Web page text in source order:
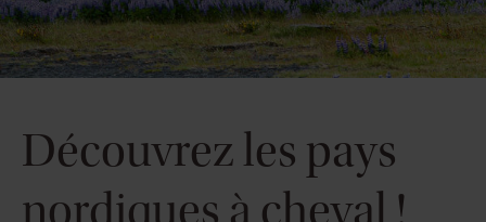
Découvrez les pays
nordiques à cheval !